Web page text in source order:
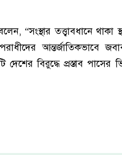
“সংস্থার তত্ত্বাবধানে
আন্তর্জাতিকভাবে
বিরুদ্ধে প্রস্তাব পাসের